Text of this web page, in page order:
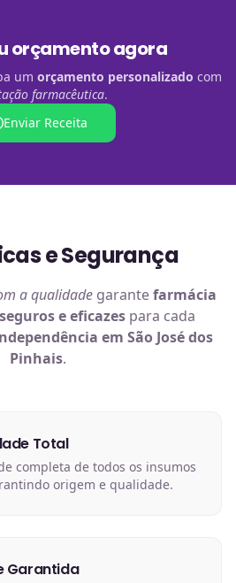
orçamento agora
um orçamento personalizado com
farmacêutica.
Enviar Receita
e Segurança
a qualidadegarantefarmácia
e eficazespara cada
em São José dos
Pinhais.
Total
completa de todos os insumos
origem e qualidade.
Garantida